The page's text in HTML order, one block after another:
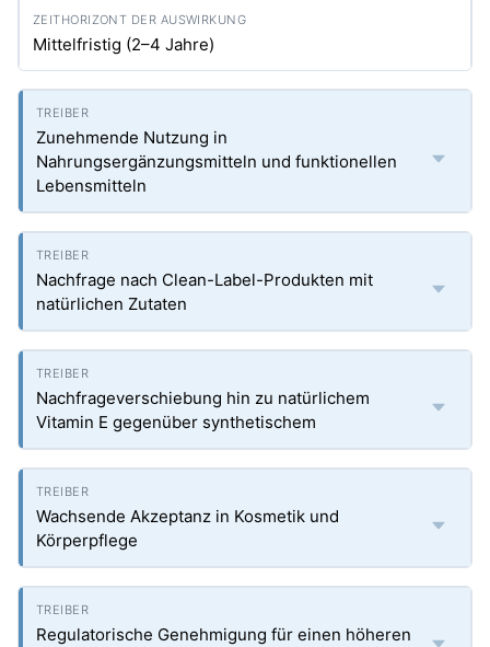
Mittelfristig (2–4 Jahre)
Zunehmende Nutzung in
Nahrungsergänzungsmitteln und funktionellen
Lebensmitteln
Nachfrage nach Clean-Label-Produkten mit
natürlichen Zutaten
Nachfrageverschiebung hin zu natürlichem
Vitamin E gegenüber synthetischem
Wachsende Akzeptanz in Kosmetik und
Körperpflege
Regulatorische Genehmigung für einen höheren